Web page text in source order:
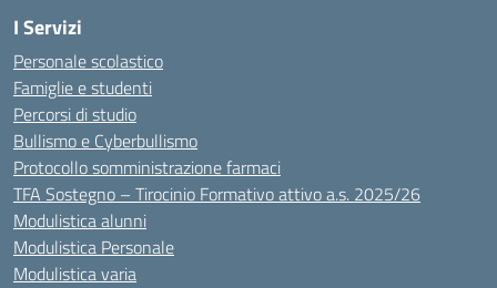
I Servizi
Personale scolastico
Famiglie e studenti
Percorsi di studio
Bullismo e Cyberbullismo
Protocollo somministrazione farmaci
TFA Sostegno – Tirocinio Formativo attivo a.s. 2025/26
Modulistica alunni
Modulistica Personale
Modulistica varia